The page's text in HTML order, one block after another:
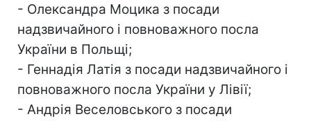
- Олександра Моцика з посади
надзвичайного і повноважного посла
України в Польщі;
- Геннадія Латія з посади надзвичайного і
повноважного посла України у Лівії;
- Андрія Веселовського з посади